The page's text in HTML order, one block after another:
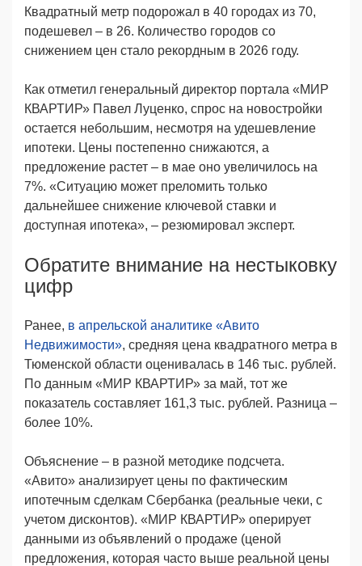
Квадратный метр подорожал в 40 городах из 70,
подешевел – в 26. Количество городов со
снижением цен стало рекордным в 2026 году.
Как отметил генеральный директор портала «МИР
КВАРТИР» Павел Луценко, спрос на новостройки
остается небольшим, несмотря на удешевление
ипотеки. Цены постепенно снижаются, а
предложение растет – в мае оно увеличилось на
7%. «Ситуацию может преломить только
дальнейшее снижение ключевой ставки и
доступная ипотека», – резюмировал эксперт.
Обратите внимание на нестыковку
цифр
Ранее, в апрельской аналитике «Авито
Недвижимости», средняя цена квадратного метра в
Тюменской области оценивалась в 146 тыс. рублей.
По данным «МИР КВАРТИР» за май, тот же
показатель составляет 161,3 тыс. рублей. Разница –
более 10%.
Объяснение – в разной методике подсчета.
«Авито» анализирует цены по фактическим
ипотечным сделкам Сбербанка (реальные чеки, с
учетом дисконтов). «МИР КВАРТИР» оперирует
данными из объявлений о продаже (ценой
предложения, которая часто выше реальной цены